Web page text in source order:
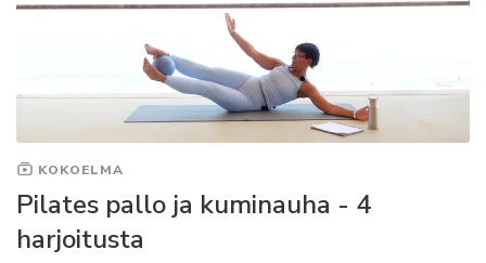
KOKOELMA
Pilates pallo ja kuminauha - 4
harjoitusta